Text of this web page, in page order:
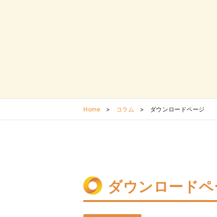
Home > コラム > ダウンロードページ
ダウンロード